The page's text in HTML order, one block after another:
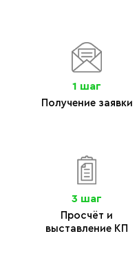
1 шаг
Получение заявки
3 шаг
Просчёт и
выставление КП